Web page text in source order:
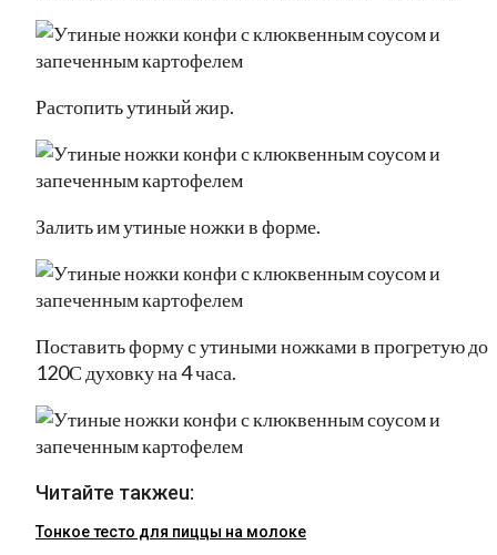
Растопить утиный жир.
Залить им утиные ножки в форме.
Поставить форму с утиными ножками в прогретую до
120С духовку на 4 часа.
Читайте такжеu:
Тонкое тесто для пиццы на молоке